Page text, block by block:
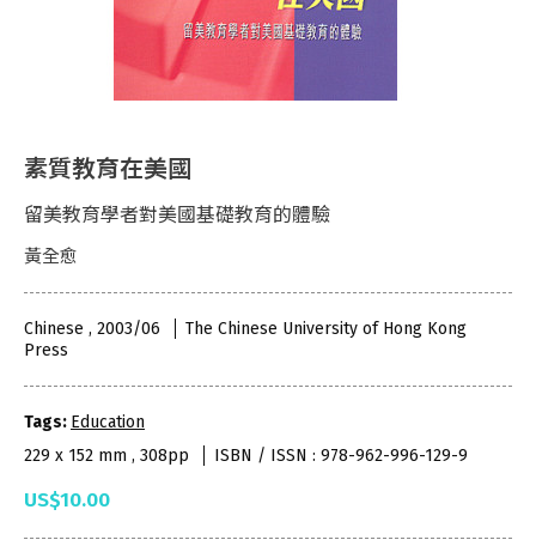
素質教育在美國
留美教育學者對美國基礎教育的體驗
黃全愈
Chinese , 2003/06
The Chinese University of Hong Kong
Press
Tags: Education
229 x 152 mm , 308pp
ISBN / ISSN : 978-962-996-129-9
US$10.00